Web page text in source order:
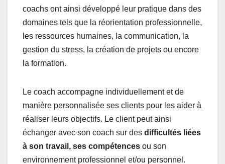
coachs ont ainsi développé leur pratique dans des
domaines tels que la réorientation professionnelle,
les ressources humaines, la communication, la
gestion du stress, la création de projets ou encore
la formation.
Le coach accompagne individuellement et de
manière personnalisée ses clients pour les aider à
réaliser leurs objectifs. Le client peut ainsi
échanger avec son coach sur des difficultés liées
à son travail, ses compétences ou son
environnement professionnel et/ou personnel.